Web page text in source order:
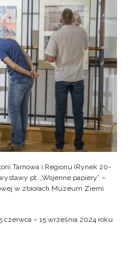
Tarnowa i Regionu (Rynek 20-
pt. „Wojenne papiery” –
w zbiorach Muzeum Ziemi
– 15 września 2024 roku